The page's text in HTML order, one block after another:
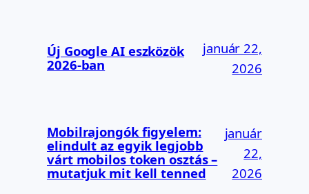
Új Google AI eszközök
2026-ban
január 22,
2026
Mobilrajongók figyelem:
elindult az egyik legjobb
várt mobilos token osztás –
mutatjuk mit kell tenned
január
22,
2026